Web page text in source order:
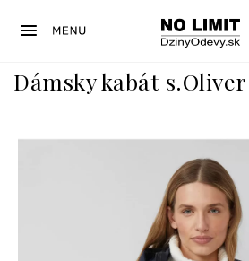
Dámsky kabát s.Oliver